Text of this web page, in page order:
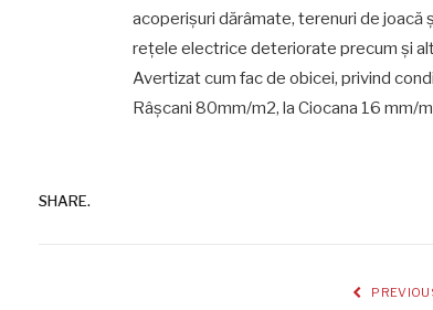
acoperișuri dărâmate, terenuri de
rețele electrice deteriorate precum și
Avertizat cum fac de obicei, privind
Râșcani 80mm/m2, la Ciocana 16 mm/
SHARE.